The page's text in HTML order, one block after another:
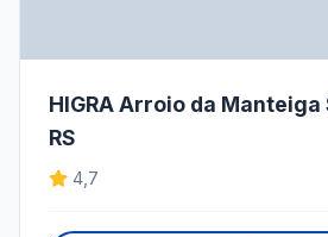
HIGRA Arroio da Manteiga
RS
4,7